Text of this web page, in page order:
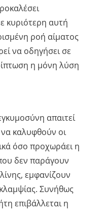
κυριότερη αυτή
ροή αίματος
να οδηγήσει σε
η μόνη λύση
απαιτεί
καλυφθούν οι
όσο προχωράει η
δεν παράγουν
εμφανίζουν
Συνήθως
επιβάλλεται η